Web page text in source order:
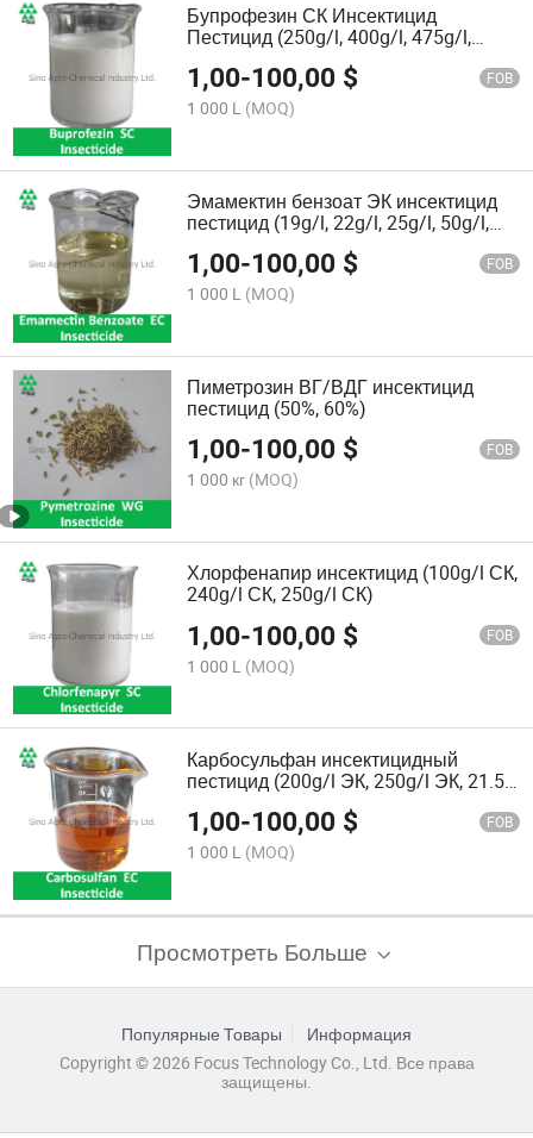
Бупрофезин СК Инсектицид
Пестицид (250g/l, 400g/l, 475g/l,
1,00-100,00 $ FOB
1 000 L (MOQ)
Эмамектин бензоат ЭК инсектицид
пестицид (19g/l, 22g/l, 25g/l, 50g/l,
1,00-100,00 $ FOB
1 000 L (MOQ)
Пиметрозин ВГ/ВДГ инсектицид
пестицид (50%, 60%)
1,00-100,00 $ FOB
1 000 кг (MOQ)
Хлорфенапир инсектицид (100g/l СК,
240g/l СК, 250g/l СК)
1,00-100,00 $ FOB
1 000 L (MOQ)
Карбосульфан инсектицидный
пестицид (200g/l ЭК, 250g/l ЭК, 21.5%
1,00-100,00 $ FOB
1 000 L (MOQ)
Просмотреть Больше
Популярные Товары
Информация
Copyright © 2026 Focus Technology Co., Ltd. Все права
защищены.